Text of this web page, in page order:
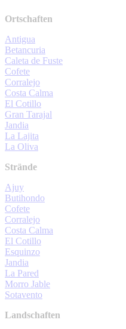
Ortschaften
Antigua
Betancuria
Caleta de Fuste
Cofete
Corralejo
Costa Calma
El Cotillo
Gran Tarajal
Jandia
La Lajita
La Oliva
Strände
Ajuy
Butihondo
Cofete
Corralejo
Costa Calma
El Cotillo
Esquinzo
Jandia
La Pared
Morro Jable
Sotavento
Landschaften